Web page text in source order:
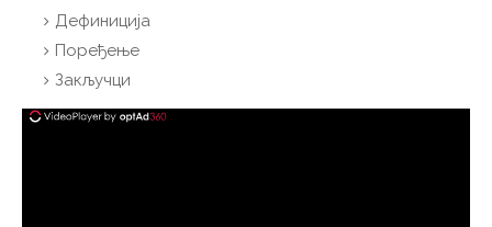
Дефиниција
Поређење
Закључци